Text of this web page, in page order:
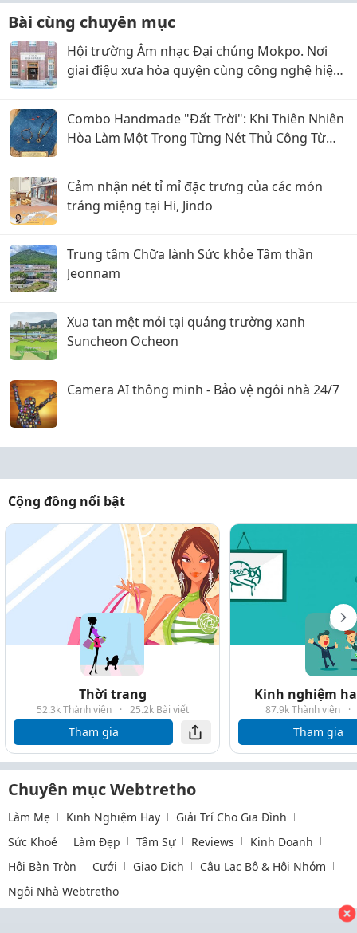
Bài cùng chuyên mục
Hội trường Âm nhạc Đại chúng Mokpo. Nơi
giai điệu xưa hòa quyện cùng công nghệ hiện
Combo Handmade "Đất Trời": Khi Thiên Nhiên
Hòa Làm Một Trong Từng Nét Thủ Công Từ
Cảm nhận nét tỉ mỉ đặc trưng của các món
tráng miệng tại Hi, Jindo
Trung tâm Chữa lành Sức khỏe Tâm thần
Jeonnam
Xua tan mệt mỏi tại quảng trường xanh
Suncheon Ocheon
Camera AI thông minh - Bảo vệ ngôi nhà 24/7
Cộng đồng nổi bật
Thời trang
52.3k Thành viên · 25.2k Bài viết
Tham gia
Kinh nghiệm
87.9k Thành viên ·
Tham gia
Chuyên mục Webtretho
Làm Mẹ Kinh Nghiệm Hay
Giải Trí Cho Gia Đình
Sức Khoẻ
Làm Đẹp Tâm Sự Reviews
Kinh Doanh
Hội Bàn Tròn
Cưới Giao Dịch
Câu Lạc Bộ & Hội Nhóm
Ngôi Nhà Webtretho